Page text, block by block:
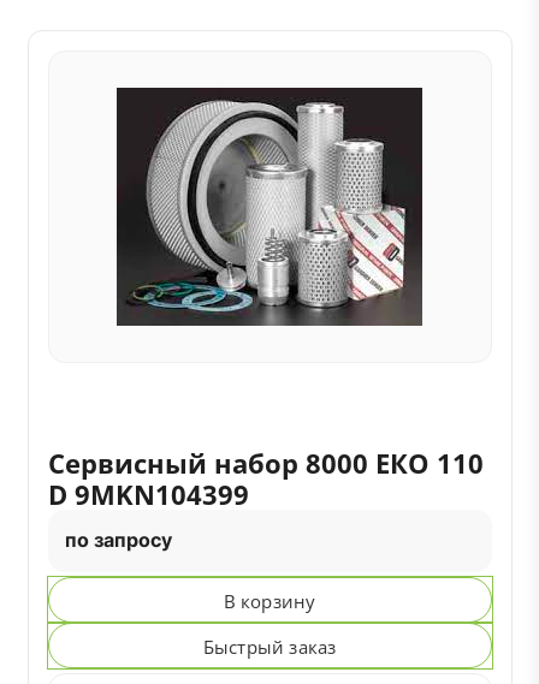
Сервисный набор 8000 ЕКО 110
D 9MKN104399
по запросу
В корзину
Быстрый заказ